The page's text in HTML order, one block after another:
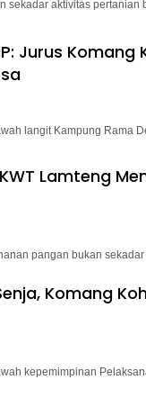
sekadar aktivitas pertanian
Jurus Komang
langit Kampung Rama
Lamteng
pangan bukan
Komang
kepemimpinan